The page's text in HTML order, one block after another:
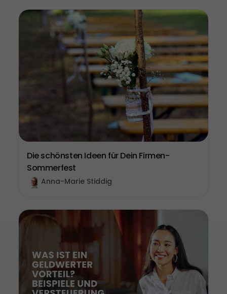
Die schönsten Ideen für Dein Firmen-
Sommerfest
Anna-Marie Stiddig